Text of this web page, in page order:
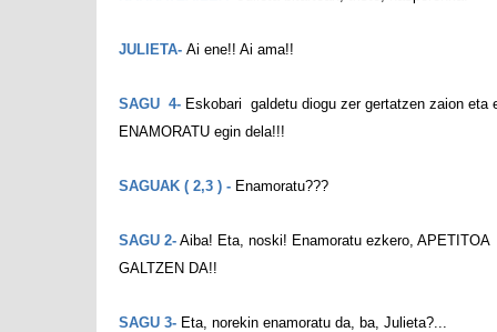
JULIETA- Ai ene!! Ai ama!!
SAGU 4- Eskobari galdetu diogu zer gertatzen zaion eta
ENAMORATU egin dela!!!
SAGUAK ( 2,3 ) - Enamoratu???
SAGU 2- Aiba! Eta, noski! Enamoratu ezkero, APETITOA
GALTZEN DA!!
SAGU 3- Eta, norekin enamoratu da, ba, Julieta?...